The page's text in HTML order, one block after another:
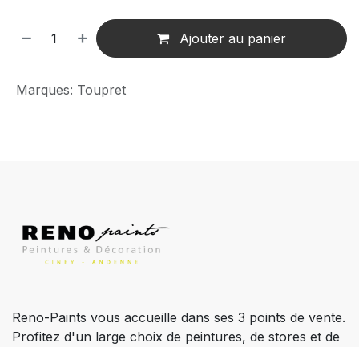
Ajouter au panier
Marques: Toupret
Reno-Paints vous accueille dans ses 3 points de vente.
Profitez d'un large choix de peintures, de stores et de